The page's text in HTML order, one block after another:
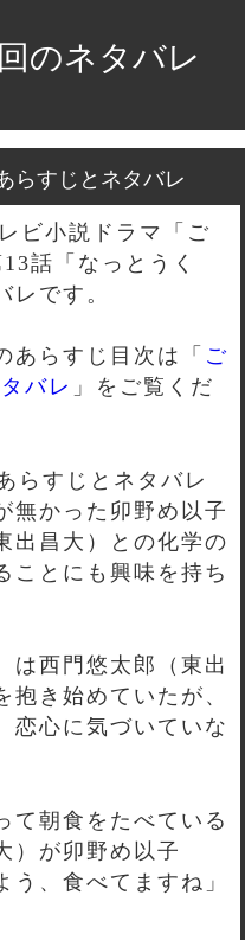
のネタバレ
らすじとネタバレ
ビ小説ドラマ「ご
話「なっとうく
レです。
あらすじ目次は「 ご
バレ 」をご覧くだ
らすじとネタバレ
無かった卯野め以子
出昌大）との化学の
ことにも興味を持ち
は西門悠太郎（東出
抱き始めていたが、
恋心に気づいていな
て朝食をたべている
）が卯野め以子
う、食べてますね」